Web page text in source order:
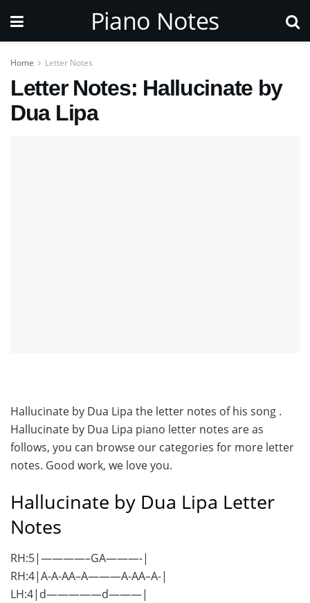
Piano Notes
Home Letter Notes
Letter Notes: Hallucinate by
Dua Lipa
Hallucinate by Dua Lipa the letter notes of his song .
Hallucinate by Dua Lipa piano letter notes are as
follows, you can browse our categories for more letter
notes. Good work, we love you.
Hallucinate by Dua Lipa Letter
Notes
RH:5|————–GA———-|
RH:4|A-A-AA–A———A-AA–A-|
LH:4|d—————d———|